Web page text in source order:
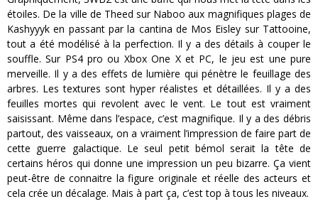
étoiles. De la ville de Theed sur Naboo aux magnifiques plages de
Kashyyyk en passant par la cantina de Mos Eisley sur Tattooine,
tout a été modélisé à la perfection. Il y a des détails à couper le
souffle. Sur PS4 pro ou Xbox One X et PC, le jeu est une pure
merveille. Il y a des effets de lumière qui pénètre le feuillage des
arbres. Les textures sont hyper réalistes et détaillées. Il y a des
feuilles mortes qui revolent avec le vent. Le tout est vraiment
saisissant. Même dans l’espace, c’est magnifique. Il y a des débris
partout, des vaisseaux, on a vraiment l’impression de faire part de
cette guerre galactique. Le seul petit bémol serait la tête de
certains héros qui donne une impression un peu bizarre. Ça vient
peut-être de connaitre la figure originale et réelle des acteurs et
cela crée un décalage. Mais à part ça, c’est top à tous les niveaux.